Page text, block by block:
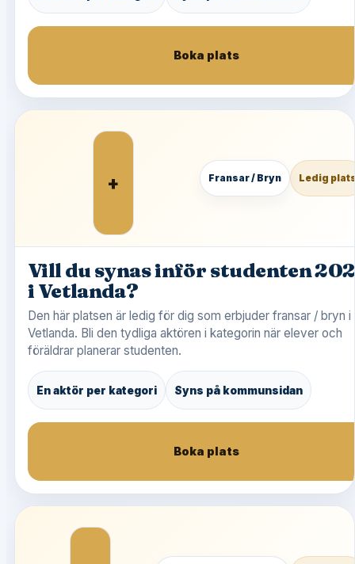
Boka plats
+ Fransar / Bryn Ledig
Vill du synas inför studenten
i Vetlanda?
Den här platsen är ledig för dig som erbjuder fransar / bryn i
Vetlanda. Bli den tydliga aktören i kategorin när elever och
föräldrar planerar studenten.
En aktör per kategori Syns på kommunsidan
Boka plats